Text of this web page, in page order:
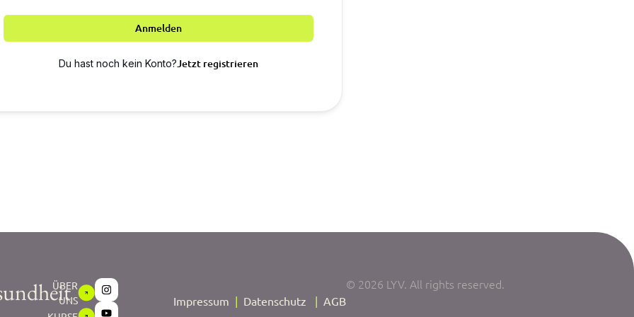
Anmelden
Du hast noch kein Konto?Jetzt registrieren
ÜBER
UNS
Impressum | Datenschutz | AGB
© 2026 LYV. All rights reserved.